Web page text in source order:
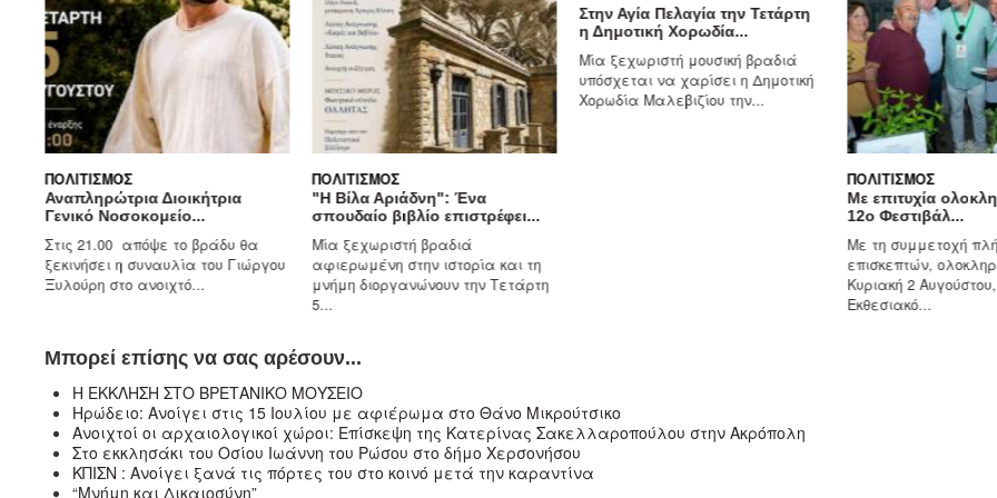
Διοικήτρια
Νοσοκομείο...
21.00 απόψε το βράδυ θα
η συναυλία του Γιώργου
στο ανοιχτό...
ΠΟΛΙΤΙΣΜΌΣ
"Η Βίλα Αριάδνη": Ένα
σπουδαίο βιβλίο επιστρέφει...
Μία ξεχωριστή βραδιά
αφιερωμένη στην ιστορία και τη
μνήμη διοργανώνουν την Τετάρτη
Στην Αγία Πελαγία την Τετάρτη
η Δημοτική Χορωδία...
Μία ξεχωριστή μουσική βραδιά
υπόσχεται να χαρίσει η Δημοτική
Χορωδία Μαλεβιζίου την...
ΠΟΛΙΤΙΣΜΌΣ
Με επιτυχία
12ο Φεστιβάλ...
Με τη συμμετοχή πλήθους
επισκεπτών, ολοκληρώθηκε
Κυριακή 2 Αυγούστου, στο
Εκθεσιακό...
Μπορεί επίσης να σας αρέσουν...
Η ΕΚΚΛΗΣΗ ΣΤΟ ΒΡΕΤΑΝΙΚΟ ΜΟΥΣΕΙΟ
Ηρώδειο: Ανοίγει στις 15 Ιουλίου με αφιέρωμα στο Θάνο Μικρούτσικο
Ανοιχτοί οι αρχαιολογικοί χώροι: Επίσκεψη της Κατερίνας Σακελλαροπούλου στην Ακρόπολη
Στο εκκλησάκι του Οσίου Ιωάννη του Ρώσου στο δήμο Χερσονήσου
ΚΠΙΣΝ : Ανοίγει ξανά τις πόρτες του στο κοινό μετά την καραντίνα
“Μνήμη και Δικαιοσύνη”